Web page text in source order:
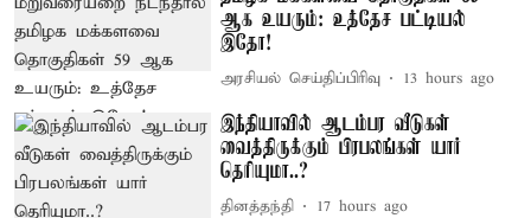
ஆக உயரும்: உத்தேச பட்டியல்
இதோ!
அரசியல் செய்திப்பிரிவு 13 hours ago
இந்தியாவில் ஆடம்பர வீடுகள்
வைத்திருக்கும் பிரபலங்கள் யார்
தெரியுமா..?
தினத்தந்தி 17 hours ago